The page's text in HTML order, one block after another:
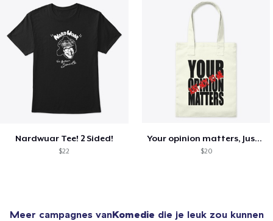
Nardwuar Tee! 2 Sided!
$22
Your opinion matters, Just not to me!
$20
Meer campagnes vanKomedie die je leuk zou kunnen